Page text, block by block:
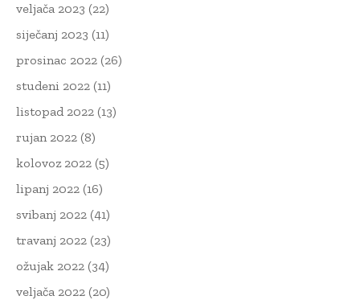
veljača 2023 (22)
siječanj 2023 (11)
prosinac 2022 (26)
studeni 2022 (11)
listopad 2022 (13)
rujan 2022 (8)
kolovoz 2022 (5)
lipanj 2022 (16)
svibanj 2022 (41)
travanj 2022 (23)
ožujak 2022 (34)
veljača 2022 (20)